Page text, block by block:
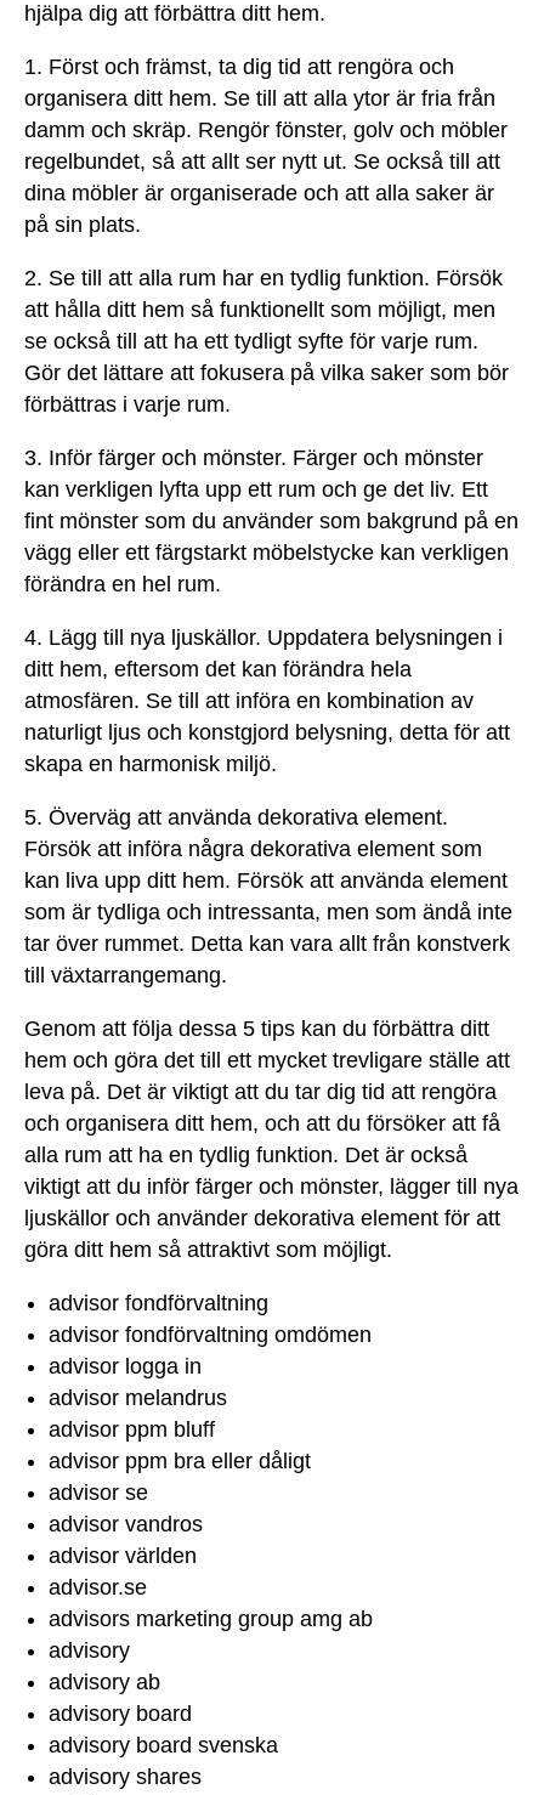
hjälpa dig att förbättra ditt hem.
1. Först och främst, ta dig tid att rengöra och
organisera ditt hem. Se till att alla ytor är fria från
damm och skräp. Rengör fönster, golv och möbler
regelbundet, så att allt ser nytt ut. Se också till att
dina möbler är organiserade och att alla saker är
på sin plats.
2. Se till att alla rum har en tydlig funktion. Försök
att hålla ditt hem så funktionellt som möjligt, men
se också till att ha ett tydligt syfte för varje rum.
Gör det lättare att fokusera på vilka saker som bör
förbättras i varje rum.
3. Inför färger och mönster. Färger och mönster
kan verkligen lyfta upp ett rum och ge det liv. Ett
fint mönster som du använder som bakgrund på en
vägg eller ett färgstarkt möbelstycke kan verkligen
förändra en hel rum.
4. Lägg till nya ljuskällor. Uppdatera belysningen i
ditt hem, eftersom det kan förändra hela
atmosfären. Se till att införa en kombination av
naturligt ljus och konstgjord belysning, detta för att
skapa en harmonisk miljö.
5. Överväg att använda dekorativa element.
Försök att införa några dekorativa element som
kan liva upp ditt hem. Försök att använda element
som är tydliga och intressanta, men som ändå inte
tar över rummet. Detta kan vara allt från konstverk
till växtarrangemang.
Genom att följa dessa 5 tips kan du förbättra ditt
hem och göra det till ett mycket trevligare ställe att
leva på. Det är viktigt att du tar dig tid att rengöra
och organisera ditt hem, och att du försöker att få
alla rum att ha en tydlig funktion. Det är också
viktigt att du inför färger och mönster, lägger till nya
ljuskällor och använder dekorativa element för att
göra ditt hem så attraktivt som möjligt.
advisor fondförvaltning
advisor fondförvaltning omdömen
advisor logga in
advisor melandrus
advisor ppm bluff
advisor ppm bra eller dåligt
advisor se
advisor vandros
advisor världen
advisor.se
advisors marketing group amg ab
advisory
advisory ab
advisory board
advisory board svenska
advisory shares